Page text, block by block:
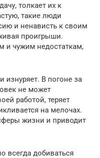
толкает их к
такие люди
и ненависть к своим
проигрыши.
и чужим недостаткам,
В погоне за
не может
работой, теряет
на мелочах.
жизни и приводит
всегда добиваться